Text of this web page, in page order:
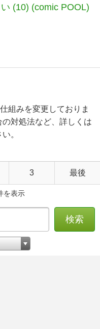
(10) (comic POOL)
組みを変更しておりま
対処法など、詳しくは
。
3 最後
を表示
検索